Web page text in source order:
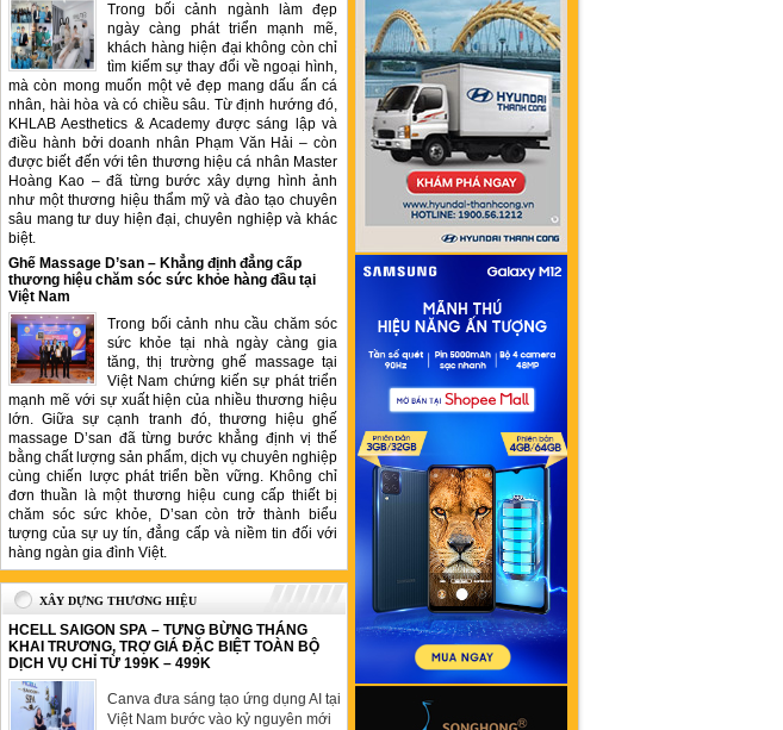
Trong bối cảnh ngành làm đẹp
ngày càng phát triển mạnh mẽ,
khách hàng hiện đại không còn chỉ
tìm kiếm sự thay đổi về ngoại hình,
mà còn mong muốn một vẻ đẹp mang dấu ấn cá
nhân, hài hòa và có chiều sâu. Từ định hướng đó,
KHLAB Aesthetics & Academy được sáng lập và
điều hành bởi doanh nhân Phạm Văn Hải – còn
được biết đến với tên thương hiệu cá nhân Master
Hoàng Kao – đã từng bước xây dựng hình ảnh
như một thương hiệu thẩm mỹ và đào tạo chuyên
sâu mang tư duy hiện đại, chuyên nghiệp và khác
biệt.
Ghế Massage D’san – Khẳng định đẳng cấp
thương hiệu chăm sóc sức khỏe hàng đầu tại
Việt Nam
Trong bối cảnh nhu cầu chăm sóc
sức khỏe tại nhà ngày càng gia
tăng, thị trường ghế massage tại
Việt Nam chứng kiến sự phát triển
mạnh mẽ với sự xuất hiện của nhiều thương hiệu
lớn. Giữa sự cạnh tranh đó, thương hiệu ghế
massage D’san đã từng bước khẳng định vị thế
bằng chất lượng sản phẩm, dịch vụ chuyên nghiệp
cùng chiến lược phát triển bền vững. Không chỉ
đơn thuần là một thương hiệu cung cấp thiết bị
chăm sóc sức khỏe, D’san còn trở thành biểu
tượng của sự uy tín, đẳng cấp và niềm tin đối với
hàng ngàn gia đình Việt.
XÂY DỰNG THƯƠNG HIỆU
HCELL SAIGON SPA – TƯNG BỪNG THÁNG
KHAI TRƯƠNG, TRỢ GIÁ ĐẶC BIỆT TOÀN BỘ
DỊCH VỤ CHỈ TỪ 199K – 499K
Canva đưa sáng tạo ứng dụng AI tại
Việt Nam bước vào kỷ nguyên mới